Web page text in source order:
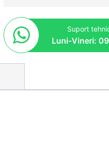
Suport
Luni-Vineri: